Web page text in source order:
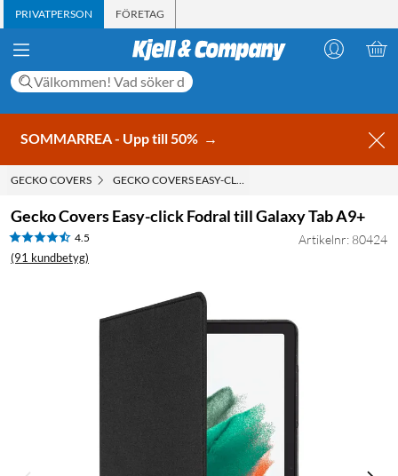
PRIVATPERSON FÖRETAG
SOMMARREA - Upp till 50% →
GECKO COVERS GECKO COVERS EASY-CLICK FODRAL TILL GALAXY TAB
Gecko Covers Easy-click Fodral till Galaxy Tab A9+
4.5
(91 kundbetyg)
Artikelnr: 80424